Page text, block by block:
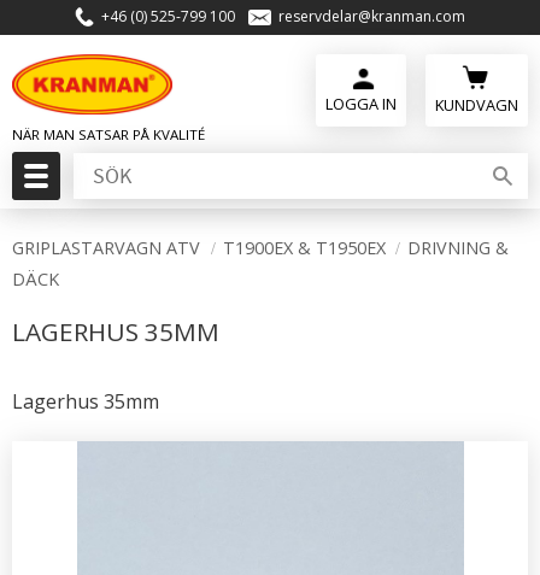
Meny
+46 (0) 525-799 100 reservdelar@kranman.com
KUNDVAGN
GRIPLASTARVAGN ATV T1900EX & T1950EX
DRIVNING &
DÄCK
LAGERHUS 35MM
Lagerhus 35mm